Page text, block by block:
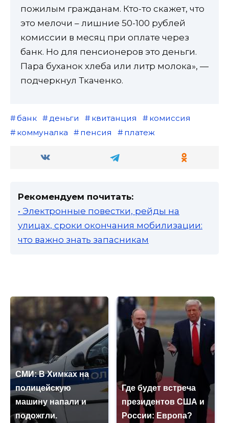
пожилым гражданам. Кто-то скажет, что
это мелочи – лишние 50-100 рублей
комиссии в месяц при оплате через
банк. Но для пенсионеров это деньги.
Пара буханок хлеба или литр молока», —
подчеркнул Ткаченко.
банк деньги квитанция
комиссия
коммуналка
пенсия платеж
Рекомендуем почитать:
• Электронные повестки, рейды на
улицах, сроки окончания мобилизации:
что важно знать запасникам
СМИ: В Химках на
полицейскую
машину напали и
подожгли.
Где будет встреча
президентов США и
России: Европа?